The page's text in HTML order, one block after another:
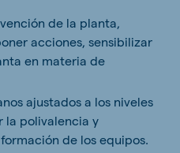
de la planta,
acciones, sensibilizar
en materia de
ajustados a los niveles
la polivalencia y
de los equipos.